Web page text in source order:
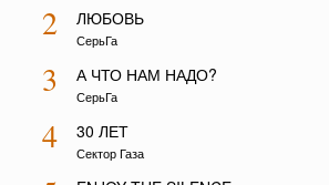
2 ЛЮБОВЬ
СерьГа
3 А ЧТО НАМ НАДО?
СерьГа
4 30 ЛЕТ
Сектор Газа